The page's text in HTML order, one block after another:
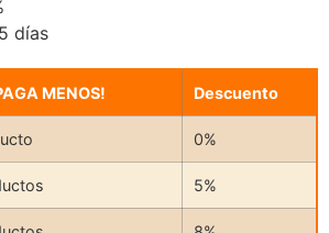
días
MENOS! Descuento
0%
5%